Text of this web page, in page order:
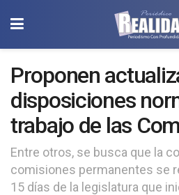
Proponen
disposiciones
trabajo de las
Permanentes del
Entre otros, se busca que la
comisiones permanentes se
15 días de la legislatura que